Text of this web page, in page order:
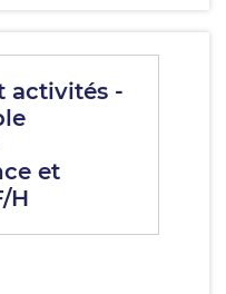
activités -
et
H